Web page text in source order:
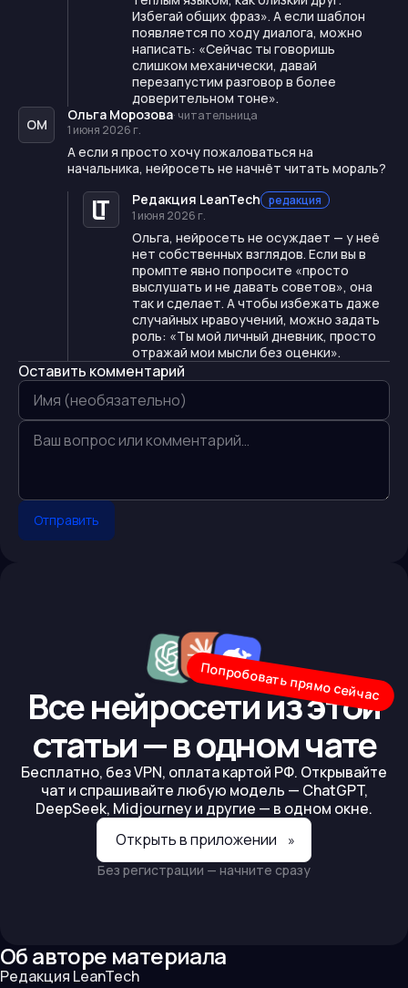
Избегай общих фраз». А если шаблон
появляется по ходу диалога, можно
написать: «Сейчас ты говоришь
слишком механически, давай
перезапустим разговор в более
доверительном тоне».
ОМ
Ольга Морозова· читательница
1 июня 2026 г.
А если я просто хочу пожаловаться на
начальника, нейросеть не начнёт читать мораль?
Редакция LeanTech редакция
1 июня 2026 г.
Ольга, нейросеть не осуждает — у неё
нет собственных взглядов. Если вы в
промпте явно попросите «просто
выслушать и не давать советов», она
так и сделает. А чтобы избежать даже
случайных нравоучений, можно задать
роль: «Ты мой личный дневник, просто
отражай мои мысли без оценки».
Оставить комментарий
Отправить
Все нейросети из этой
статьи — в одном чате
Попробовать прямо сейчас
Бесплатно, без VPN, оплата картой РФ. Открывайте
чат и спрашивайте любую модель — ChatGPT,
DeepSeek, Midjourney и другие — в одном окне.
Открыть в приложении
»
Без регистрации — начните сразу
Об авторе материала
Редакция LeanTech